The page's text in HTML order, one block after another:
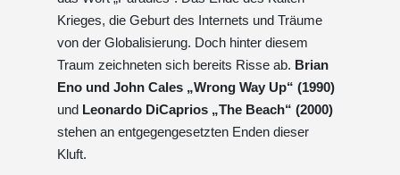
Krieges, die Geburt des Internets und Träume
von der Globalisierung. Doch hinter diesem
Traum zeichneten sich bereits Risse ab. Brian
Eno und John Cales „Wrong Way Up“ (1990)
und Leonardo DiCaprios „The Beach“ (2000)
stehen an entgegengesetzten Enden dieser
Kluft.